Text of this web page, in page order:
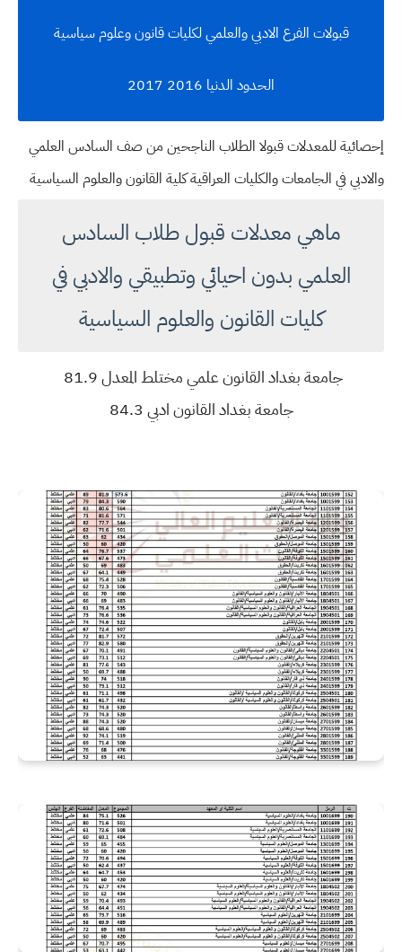
قبولات الفرع الادبي والعلمي لكليات قانون وعلوم سياسية
الحدود الدنيا 2016 2017
إحصائية للمعدلات قبولا الطلاب الناجحين من صف السادس العلمي
والادبي في الجامعات والكليات العراقية كلية القانون والعلوم السياسية
ماهي معدلات قبول طلاب السادس
العلمي بدون احيائي وتطبيقي والادبي في
كليات القانون والعلوم السياسية
جامعة بغداد القانون علمي مختلط المعدل 81.9
جامعة بغداد القانون ادبي 84.3